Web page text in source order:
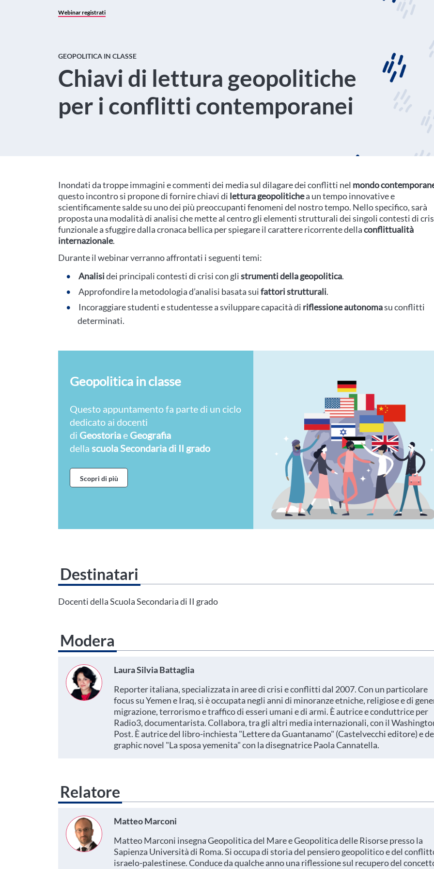
Webinar registrati
GEOPOLITICA IN CLASSE
Chiavi di lettura geopolitiche
per i conflitti contemporanei
Inondati da troppe immagini e commenti dei media sul dilagare dei conflitti nel mondo
questo incontro si propone di fornire chiavi di lettura geopolitichea un tempo innovative e
scientificamente salde su uno dei più preoccupanti fenomeni del nostro tempo. Nello specifico, sarà
proposta una modalità di analisi che mette al centro gli elementi strutturali dei singoli contesti di
funzionale a sfuggire dalla cronaca bellica per spiegare il carattere ricorrente dellaconflittualità
internazionale.
Durante il webinar verranno affrontati i seguenti temi:
Analisidei principali contesti di crisi con glistrumenti della geopolitica.
Approfondire la metodologia d’analisi basata suifattori strutturali.
Incoraggiare studenti e studentesse a sviluppare capacità di riflessione autonomasu conflitti
determinati.
Geopolitica in classe
Questo appuntamento fa parte di un ciclo
dedicato ai docenti
di Geostoriae Geografia
della scuola Secondaria di II grado
Scopri di più
Destinatari
Questo evento non è compatibile con il grado scolastico che hai indicato nel tuo profilo personale
Docenti della Scuola Secondaria di II grado
Modera
Laura Silvia Battaglia
Reporter italiana, specializzata in aree di crisi e conflitti dal 2007. Con un particolare
focus su Yemen e Iraq, si è occupata negli anni di minoranze etniche, religiose e di
migrazione, terrorismo e traffico di esseri umani e di armi. È autrice e conduttrice per
Radio3, documentarista. Collabora, tra gli altri media internazionali, con il
Post. È autrice del libro-inchiesta "Lettere da Guantanamo" (Castelvecchi editore) e
graphic novel "La sposa yemenita" con la disegnatrice Paola Cannatella.
Relatore
Matteo Marconi
Matteo Marconi insegna Geopolitica del Mare e Geopolitica delle Risorse presso la
Sapienza Università di Roma. Si occupa di storia del pensiero geopolitico e del
israelo-palestinese. Conduce da qualche anno una riflessione sul recupero del